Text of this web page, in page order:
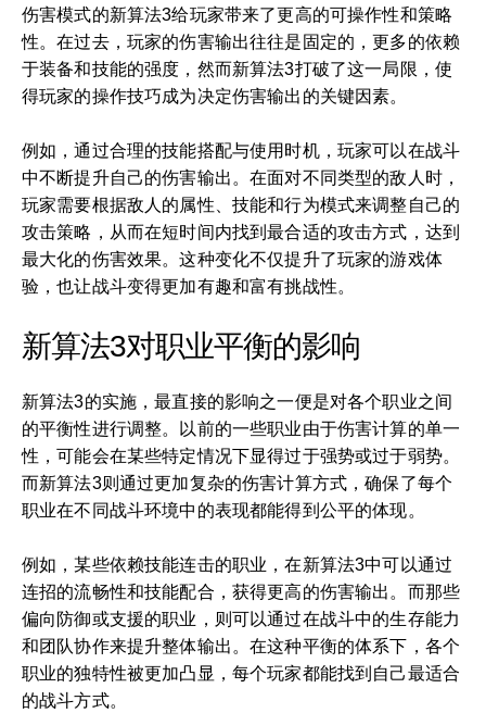
伤害模式的新算法3给玩家带来了更高的可操作性和策略
性。在过去，玩家的伤害输出往往是固定的，更多的依赖
于装备和技能的强度，然而新算法3打破了这一局限，使
得玩家的操作技巧成为决定伤害输出的关键因素。
例如，通过合理的技能搭配与使用时机，玩家可以在战斗
中不断提升自己的伤害输出。在面对不同类型的敌人时，
玩家需要根据敌人的属性、技能和行为模式来调整自己的
攻击策略，从而在短时间内找到最合适的攻击方式，达到
最大化的伤害效果。这种变化不仅提升了玩家的游戏体
验，也让战斗变得更加有趣和富有挑战性。
新算法3对职业平衡的影响
新算法3的实施，最直接的影响之一便是对各个职业之间
的平衡性进行调整。以前的一些职业由于伤害计算的单一
性，可能会在某些特定情况下显得过于强势或过于弱势。
而新算法3则通过更加复杂的伤害计算方式，确保了每个
职业在不同战斗环境中的表现都能得到公平的体现。
例如，某些依赖技能连击的职业，在新算法3中可以通过
连招的流畅性和技能配合，获得更高的伤害输出。而那些
偏向防御或支援的职业，则可以通过在战斗中的生存能力
和团队协作来提升整体输出。在这种平衡的体系下，各个
职业的独特性被更加凸显，每个玩家都能找到自己最适合
的战斗方式。